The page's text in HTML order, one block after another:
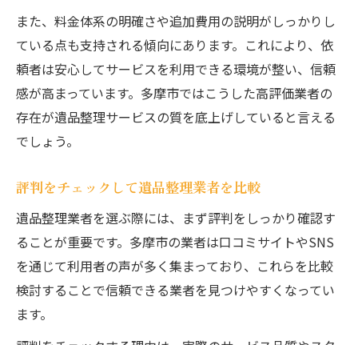
また、料金体系の明確さや追加費用の説明がしっかりし
ている点も支持される傾向にあります。これにより、依
頼者は安心してサービスを利用できる環境が整い、信頼
感が高まっています。多摩市ではこうした高評価業者の
存在が遺品整理サービスの質を底上げしていると言える
でしょう。
評判をチェックして遺品整理業者を比較
遺品整理業者を選ぶ際には、まず評判をしっかり確認す
ることが重要です。多摩市の業者は口コミサイトやSNS
を通じて利用者の声が多く集まっており、これらを比較
検討することで信頼できる業者を見つけやすくなってい
ます。